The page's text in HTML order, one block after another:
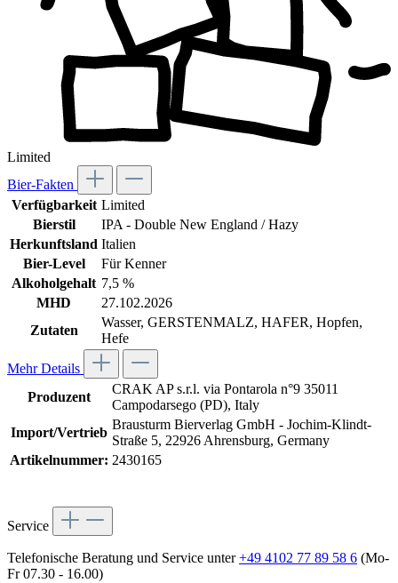
Limited
Bier-Fakten
Verfügbarkeit Limited
Bierstil
IPA - Double New England / Hazy
Herkunftsland Italien
Bier-Level
Für Kenner
Alkoholgehalt 7,5 %
MHD
27.102.2026
Zutaten
Wasser, GERSTENMALZ, HAFER, Hopfen,
Hefe
Mehr Details
Produzent
CRAK AP s.r.l. via Pontarola n°9 35011
Campodarsego (PD), Italy
Import/Vertrieb
Brausturm Bierverlag GmbH - Jochim-Klindt-
Straße 5, 22926 Ahrensburg, Germany
Artikelnummer: 2430165
Service
Telefonische Beratung und Service unter+49 4102 77 89 58 6 (Mo-
Fr 07.30 - 16.00)